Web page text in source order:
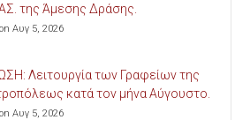
της Άμεσης Δράσης.
Αυγ 5, 2026
Λειτουργία των Γραφείων της
κατά τον μήνα Αύγουστο.
Αυγ 5, 2026